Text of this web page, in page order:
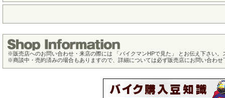
※販売店へのお問い合わせ・来店の際には 「バイクマンHPで見た」 とお伝え下さい
※商談中・売約済みの場合もありますので、詳細については必ず販売店にお問い合わせ